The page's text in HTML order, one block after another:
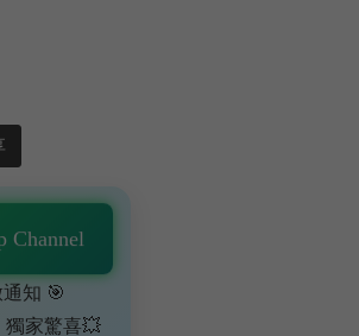
Channel
知 🎯
獨家驚喜💥